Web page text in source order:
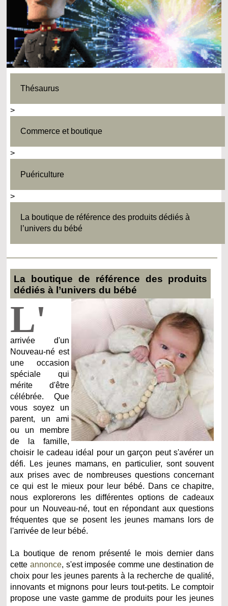
Thésaurus
>
Commerce et boutique
>
Puériculture
>
La boutique de référence des produits dédiés à
l’univers du bébé
La boutique de référence des produits
dédiés à l’univers du bébé
L'
arrivée d'un
Nouveau-né est
une occasion
spéciale qui
mérite d'être
célébrée. Que
vous soyez un
parent, un ami
ou un membre
de la famille,
choisir le cadeau idéal pour un garçon peut s'avérer un
défi. Les jeunes mamans, en particulier, sont souvent
aux prises avec de nombreuses questions concernant
ce qui est le mieux pour leur bébé. Dans ce chapitre,
nous explorerons les différentes options de cadeaux
pour un Nouveau-né, tout en répondant aux questions
fréquentes que se posent les jeunes mamans lors de
l'arrivée de leur bébé.
La boutique de renom présenté le mois dernier dans
cetteannonce, s'est imposée comme une destination de
choix pour les jeunes parents à la recherche de qualité,
innovants et mignons pour leurs tout-petits. Le comptoir
propose une vaste gamme de produits pour les jeunes